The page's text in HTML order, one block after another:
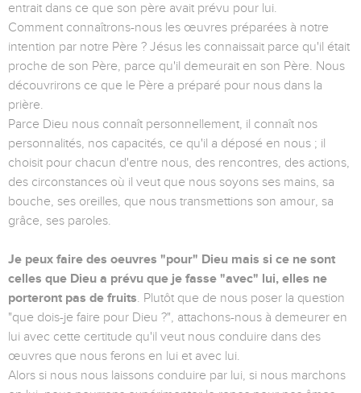
entrait dans ce que son père avait prévu pour lui.
Comment connaîtrons-nous les œuvres préparées à notre
intention par notre Père ? Jésus les connaissait parce qu'il était
proche de son Père, parce qu'il demeurait en son Père. Nous
découvrirons ce que le Père a préparé pour nous dans la
prière.
Parce Dieu nous connaît personnellement, il connaît nos
personnalités, nos capacités, ce qu'il a déposé en nous ; il
choisit pour chacun d'entre nous, des rencontres, des actions,
des circonstances où il veut que nous soyons ses mains, sa
bouche, ses oreilles, que nous transmettions son amour, sa
grâce, ses paroles.
Je peux faire des oeuvres "pour" Dieu mais si ce ne sont
celles que Dieu a prévu que je fasse "avec" lui, elles ne
porteront pas de fruits. Plutôt que de nous poser la question
"que dois-je faire pour Dieu ?", attachons-nous à demeurer en
lui avec cette certitude qu'il veut nous conduire dans des
œuvres que nous ferons en lui et avec lui.
Alors si nous nous laissons conduire par lui, si nous marchons